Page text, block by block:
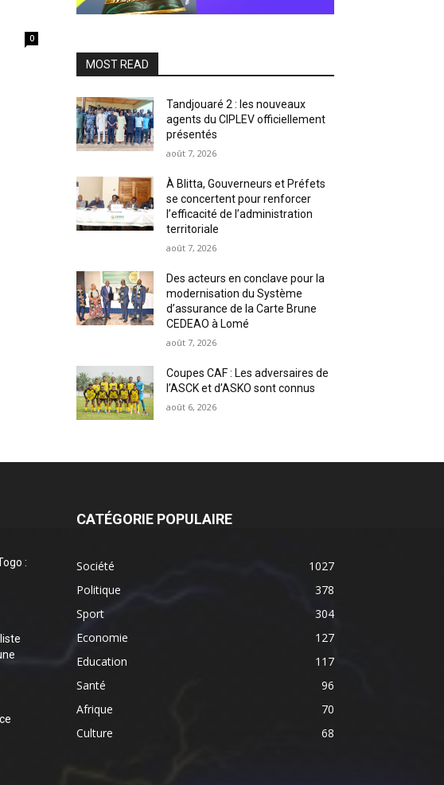
0
MOST READ
Tandjouaré 2 : les nouveaux
agents du CIPLEV officiellement
présentés
août 7, 2026
À Blitta, Gouverneurs et Préfets
se concertent pour renforcer
l’efficacité de l’administration
territoriale
août 7, 2026
Des acteurs en conclave pour la
modernisation du Système
d’assurance de la Carte Brune
CEDEAO à Lomé
août 7, 2026
Coupes CAF : Les adversaires de
l’ASCK et d’ASKO sont connus
août 6, 2026
:
CATÉGORIE POPULAIRE
Société
1027
Politique
378
Sport
304
Economie
127
Education
117
Santé
96
Afrique
70
Culture
68